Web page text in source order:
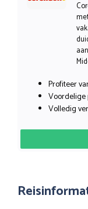
Profiteer
Voordelige
Volledig